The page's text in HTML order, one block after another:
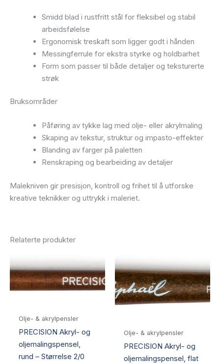
Smidd blad i rustfritt stål for fleksibel og stabil
arbeidsfølelse
Ergonomisk treskaft som ligger godt i hånden
Messingferrule for ekstra styrke og holdbarhet
Form som passer til både detaljer og teksturerte
strøk
Bruksområder
Påføring av tykke lag med olje- eller akrylmaling
Skaping av tekstur, struktur og impasto-effekter
Blanding av farger på paletten
Renskraping og bearbeiding av detaljer
Malekniven gir presisjon, kontroll og frihet til å utforske
kreative teknikker og uttrykk i maleriet.
Relaterte produkter
Olje- & akrylpensler
PRECISION Akryl- og
oljemalingspensel,
rund – Størrelse 2/0
Olje- & akrylpensler
PRECISION Akryl- og
oljemalingspensel, flat